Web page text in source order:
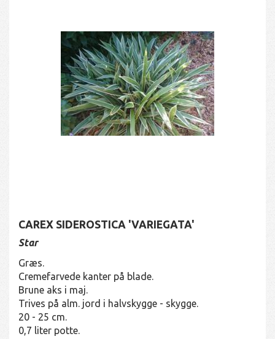
CAREX SIDEROSTICA 'VARIEGATA'
Star
Græs.
Cremefarvede kanter på blade.
Brune aks i maj.
Trives på alm. jord i halvskygge - skygge.
20 - 25 cm.
0,7 liter potte.